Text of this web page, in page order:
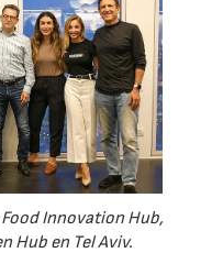
Innovation Hub,
Hub en Tel Aviv.